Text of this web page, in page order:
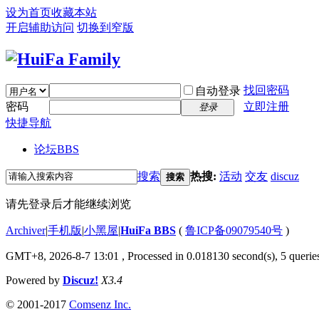
设为首页收藏本站
开启辅助访问 切换到窄版
自动登录 找回密码
密码
登录
立即注册
快捷导航
论坛BBS
搜索 搜索 热搜: 活动 交友 discuz
请先登录后才能继续浏览
Archiver|手机版|小黑屋|HuiFa BBS ( 鲁ICP备09079540号 )
GMT+8, 2026-8-7 13:01 , Processed in 0.018130 second(s), 5
Powered by Discuz! X3.4
© 2001-2017 Comsenz Inc.